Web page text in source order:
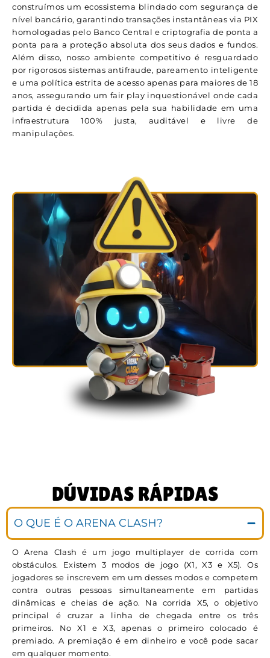
construímos um ecossistema blindado com segurança de
nível bancário, garantindo transações instantâneas via PIX
homologadas pelo Banco Central e criptografia de ponta a
ponta para a proteção absoluta dos seus dados e fundos.
Além disso, nosso ambiente competitivo é resguardado
por rigorosos sistemas antifraude, pareamento inteligente
e uma política estrita de acesso apenas para maiores de 18
anos, assegurando um fair play inquestionável onde cada
partida é decidida apenas pela sua habilidade em uma
infraestrutura 100% justa, auditável e livre de
manipulações.
DÚVIDAS RÁPIDAS
O QUE É O ARENA CLASH?
O Arena Clash é um jogo multiplayer de corrida com
obstáculos. Existem 3 modos de jogo (X1, X3 e X5). Os
jogadores se inscrevem em um desses modos e competem
contra outras pessoas simultaneamente em partidas
dinâmicas e cheias de ação. Na corrida X5, o objetivo
principal é cruzar a linha de chegada entre os três
primeiros. No X1 e X3, apenas o primeiro colocado é
premiado. A premiação é em dinheiro e você pode sacar
em qualquer momento.